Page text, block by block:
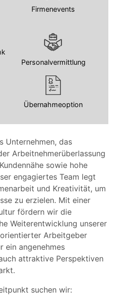
Unternehmen, das
Arbeitnehmerüberlassung
sowie hohe
engagiertes Team legt
und Kreativität, um
zu erzielen. Mit einer
fördern wir die
Weiterentwicklung unserer
Arbeitgeber
ein angenehmes
attraktive Perspektiven
suchen wir:
Firmenevents
Personalvermittlung
Übernahmeoption